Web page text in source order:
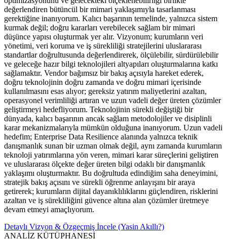
değerlendiren bütüncül bir mimari yaklaşımıyla tasarlanması
gerektiğine inanıyorum. Kalıcı başarının temelinde, yalnızca sistem
kurmak değil; doğru kararları verebilecek sağlam bir mimari
düşünce yapısı oluşturmak yer alır. Vizyonum; kurumların veri
yönetimi, veri koruma ve iş sürekliliği stratejilerini uluslararası
standartlar doğrultusunda değerlendirerek, ölçülebilir, sürdürülebilir
ve geleceğe hazır bilgi teknolojileri altyapıları oluşturmalarına katkı
sağlamaktır. Vendor bağımsız bir bakış açısıyla hareket ederek,
doğru teknolojinin doğru zamanda ve doğru mimari içerisinde
kullanılmasını esas alıyor; gereksiz yatırım maliyetlerini azaltan,
operasyonel verimliliği artıran ve uzun vadeli değer üreten çözümler
geliştirmeyi hedefliyorum. Teknolojinin sürekli değiştiği bir
dünyada, kalıcı başarının ancak sağlam metodolojiler ve disiplinli
karar mekanizmalarıyla mümkün olduğuna inanıyorum. Uzun vadeli
hedefim; Enterprise Data Resilience alanında yalnızca teknik
danışmanlık sunan bir uzman olmak değil, aynı zamanda kurumların
teknoloji yatırımlarına yön veren, mimari karar süreçlerini geliştiren
ve uluslararası ölçekte değer üreten bilgi odaklı bir danışmanlık
yaklaşımı oluşturmaktır. Bu doğrultuda edindiğim saha deneyimini,
stratejik bakış açısını ve sürekli öğrenme anlayışını bir araya
getirerek; kurumların dijital dayanıklılıklarını güçlendiren, risklerini
azaltan ve iş sürekliliğini güvence altına alan çözümler üretmeye
devam etmeyi amaçlıyorum.
Detaylı Vizyon & Özgeçmiş İncele (Yasin Akıllı?)
ANALİZ KÜTÜPHANESİ